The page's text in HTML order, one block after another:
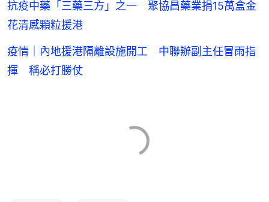
抗疫中藥「三藥三方」之一 聚協昌藥業捐15萬盒金
花清感顆粒援港
疫情｜內地援港隔離設施開工 中聯辦副主任冒雨指
揮 稱必打勝仗